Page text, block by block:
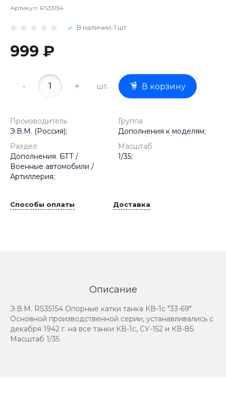
Артикул: RS35154
В наличии: 1 шт
999 ₽
- + шт. В корзину
Производитель
Э.В.М. (Россия);
Группа
Дополнения к моделям;
Раздел
Дополнения. БТТ /
Военные автомобили /
Артиллерия;
Масштаб
1/35;
Способы оплаты Доставка
Описание
Э.В.М. RS35154 Опорные катки танка КВ-1с "33-69".
Основной производственной серии, устанавливались с
декабря 1942 г. на все танки КВ-1с, СУ-152 и КВ-85.
Масштаб 1/35